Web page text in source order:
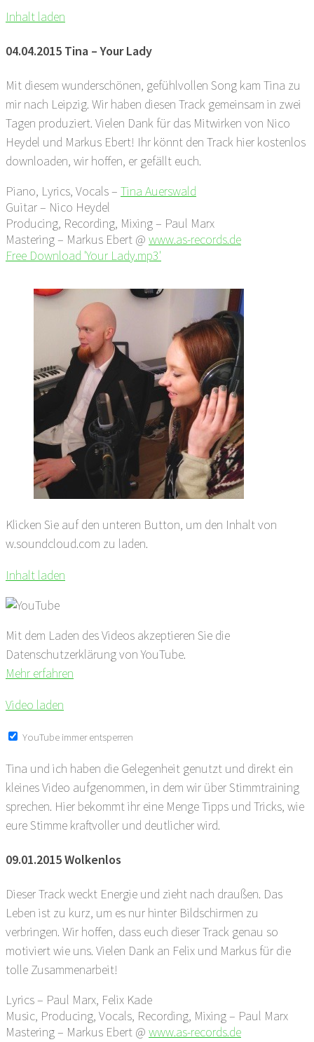
Inhalt laden
04.04.2015 Tina – Your Lady
Mit diesem wunderschönen, gefühlvollen Song kam Tina zu
mir nach Leipzig. Wir haben diesen Track gemeinsam in zwei
Tagen produziert. Vielen Dank für das Mitwirken von Nico
Heydel und Markus Ebert! Ihr könnt den Track hier kostenlos
downloaden, wir hoffen, er gefällt euch.
Piano, Lyrics, Vocals – Tina Auerswald
Guitar – Nico Heydel
Producing, Recording, Mixing – Paul Marx
Mastering – Markus Ebert @ www.as-records.de
Free Download 'Your Lady.mp3'
Klicken Sie auf den unteren Button, um den Inhalt von
w.soundcloud.com zu laden.
Inhalt laden
Mit dem Laden des Videos akzeptieren Sie die
Datenschutzerklärung von YouTube.
Mehr erfahren
Video laden
YouTube immer entsperren
Tina und ich haben die Gelegenheit genutzt und direkt ein
kleines Video aufgenommen, in dem wir über Stimmtraining
sprechen. Hier bekommt ihr eine Menge Tipps und Tricks, wie
eure Stimme kraftvoller und deutlicher wird.
09.01.2015 Wolkenlos
Dieser Track weckt Energie und zieht nach draußen. Das
Leben ist zu kurz, um es nur hinter Bildschirmen zu
verbringen. Wir hoffen, dass euch dieser Track genau so
motiviert wie uns. Vielen Dank an Felix und Markus für die
tolle Zusammenarbeit!
Lyrics – Paul Marx, Felix Kade
Music, Producing, Vocals, Recording, Mixing – Paul Marx
Mastering – Markus Ebert @ www.as-records.de